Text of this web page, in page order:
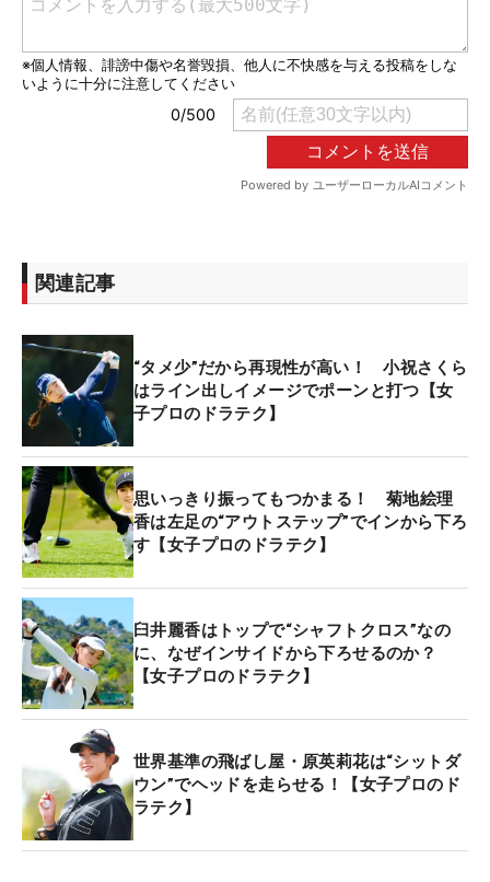
関連記事
“タメ少”だから再現性が高い！ 小祝さくら
はライン出しイメージでポーンと打つ【女
子プロのドラテク】
思いっきり振ってもつかまる！ 菊地絵理
香は左足の“アウトステップ”でインから下ろ
す【女子プロのドラテク】
臼井麗香はトップで“シャフトクロス”なの
に、なぜインサイドから下ろせるのか？
【女子プロのドラテク】
世界基準の飛ばし屋・原英莉花は“シットダ
ウン”でヘッドを走らせる！【女子プロのド
ラテク】